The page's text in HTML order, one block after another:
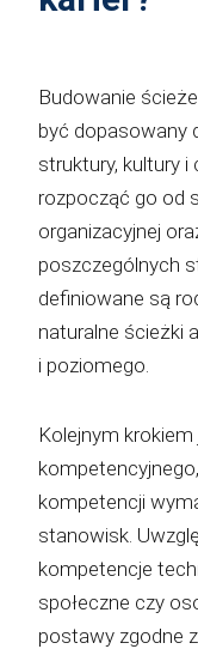
Budowanie
być dopasowany
struktury, kultury
rozpocząć go od
organizacyjnej
poszczególnych
definiowane są
naturalne ścieżki
i poziomego.
Kolejnym
kompetencji
stanowisk.
kompetencje
społeczne czy
postawy zgodne